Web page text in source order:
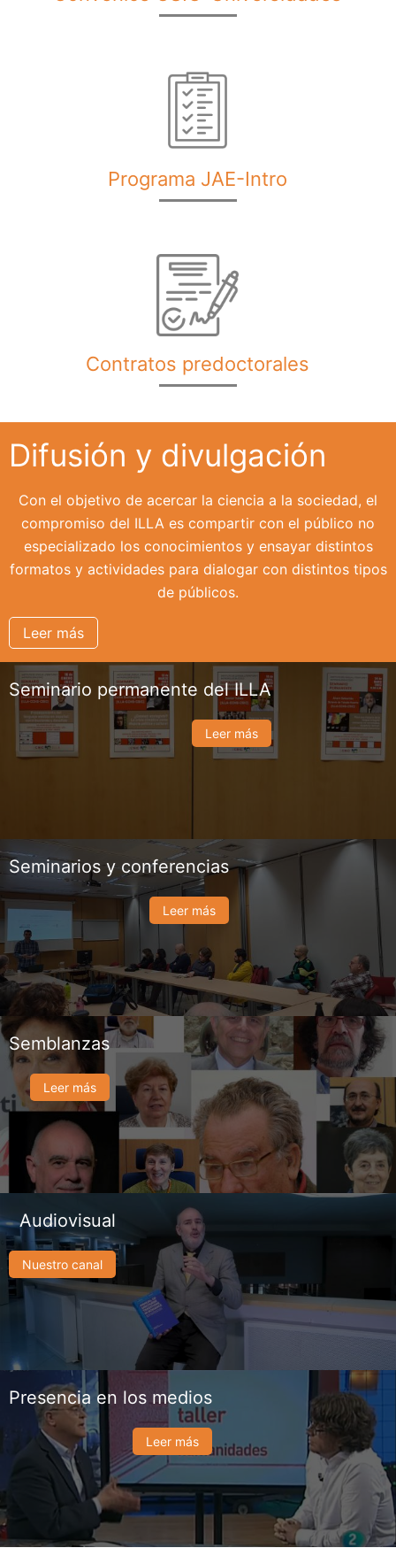
Programa JAE-Intro
Contratos predoctorales
Difusión y divulgación
Con el objetivo de acercar la ciencia a la sociedad, el
compromiso del ILLA es compartir con el público no
especializado los conocimientos y ensayar distintos
formatos y actividades para dialogar con distintos tipos
de públicos.
Leer más
Seminario permanente del ILLA
Leer más
Seminarios y conferencias
Leer más
Semblanzas
Leer más
Audiovisual
Nuestro canal
Presencia en los medios
Leer más